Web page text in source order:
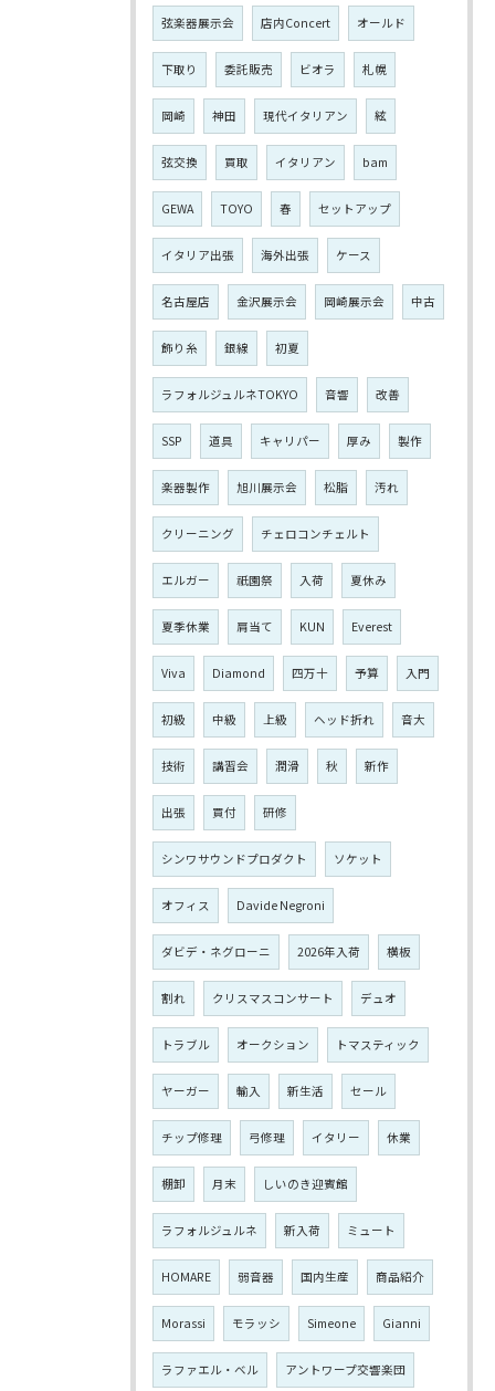
弦楽器展示会 店内Concert オールド
下取り 委託販売 ビオラ 札幌
岡崎 神田 現代イタリアン 絃
弦交換 買取 イタリアン bam
GEWA TOYO 春 セットアップ
イタリア出張 海外出張 ケース
名古屋店 金沢展示会 岡崎展示会 中古
飾り糸 銀線 初夏
ラフォルジュルネTOKYO 音響 改善
SSP 道具 キャリパー 厚み 製作
楽器製作 旭川展示会 松脂 汚れ
クリーニング チェロコンチェルト
エルガー 祇園祭 入荷 夏休み
夏季休業 肩当て KUN Everest
Viva Diamond 四万十 予算 入門
初級 中級 上級 ヘッド折れ 音大
技術 講習会 潤滑 秋 新作
出張 買付 研修
シンワサウンドプロダクト ソケット
オフィス Davide Negroni
ダビデ・ネグローニ 2026年入荷 横板
割れ クリスマスコンサート デュオ
トラブル オークション トマスティック
ヤーガー 輸入 新生活 セール
チップ修理 弓修理 イタリー 休業
棚卸 月末 しいのき迎賓館
ラフォルジュルネ 新入荷 ミュート
HOMARE 弱音器 国内生産 商品紹介
Morassi モラッシ Simeone Gianni
ラファエル・ベル アントワープ交響楽団